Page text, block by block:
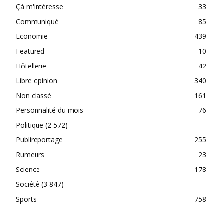
Çà m'intéresse
33
Communiqué
85
Economie
439
Featured
10
Hôtellerie
42
Libre opinion
340
Non classé
161
Personnalité du mois
76
Politique (2 572)
Publireportage
255
Rumeurs
23
Science
178
Société (3 847)
Sports
758